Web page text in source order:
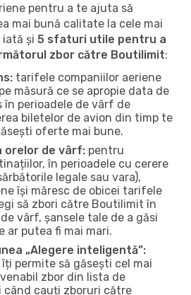
pentru a te ajuta să
mai bună calitate la cele mai
iată și 5 sfaturi utile pentru a
zbor către Boutilimit:
tarifele companiilor aeriene
măsură ce se apropie data de
în perioadele de vârf de
biletelor de avion din timp te
oferte mai bune.
orelor de vârf: pentru
în perioadele cu cerere
legale sau vara),
își măresc de obicei tarifele
să zbori către Boutilimit în
vârf, șansele tale de a găsi
ar putea fi mai mari.
„Alegere inteligentă”:
permite să găsești cel mai
zbor din lista de
cauți zboruri către